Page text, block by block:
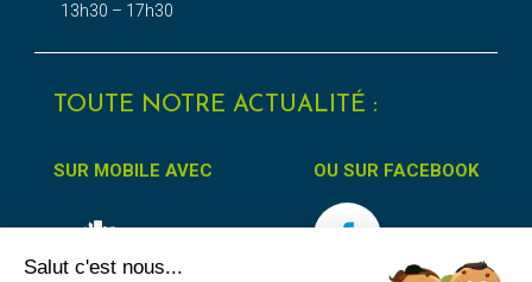
13h30 – 17h30
TOUTE NOTRE ACTUALITÉ :
SUR MOBILE AVEC OU SUR FACEBOOK
Salut c'est nous...